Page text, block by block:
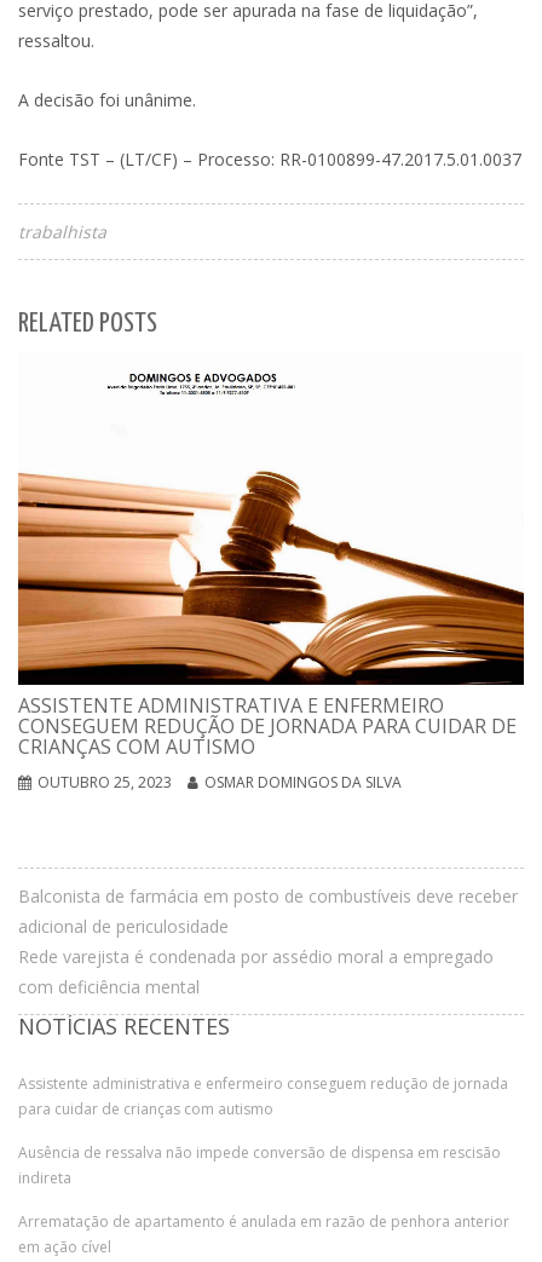
serviço prestado, pode ser apurada na fase de liquidação”,
ressaltou.
A decisão foi unânime.
Fonte TST – (LT/CF) – Processo: RR-0100899-47.2017.5.01.0037
trabalhista
RELATED POSTS
ASSISTENTE ADMINISTRATIVA E ENFERMEIRO
CONSEGUEM REDUÇÃO DE JORNADA PARA CUIDAR DE
CRIANÇAS COM AUTISMO
OUTUBRO 25, 2023 OSMAR DOMINGOS DA SILVA
Balconista de farmácia em posto de combustíveis deve receber
adicional de periculosidade
Rede varejista é condenada por assédio moral a empregado
com deficiência mental
NOTÍCIAS RECENTES
Assistente administrativa e enfermeiro conseguem redução de jornada
para cuidar de crianças com autismo
Ausência de ressalva não impede conversão de dispensa em rescisão
indireta
Arrematação de apartamento é anulada em razão de penhora anterior
em ação cível